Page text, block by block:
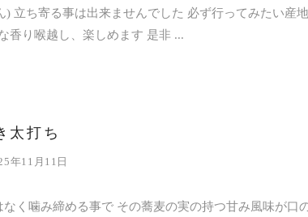
立ち寄る事は出来ませんでした 必ず行ってみたい産
香り喉越し、楽しめます 是非
太打ち
年11月11日
く噛み締める事で その蕎麦の実の持つ甘み風味が口